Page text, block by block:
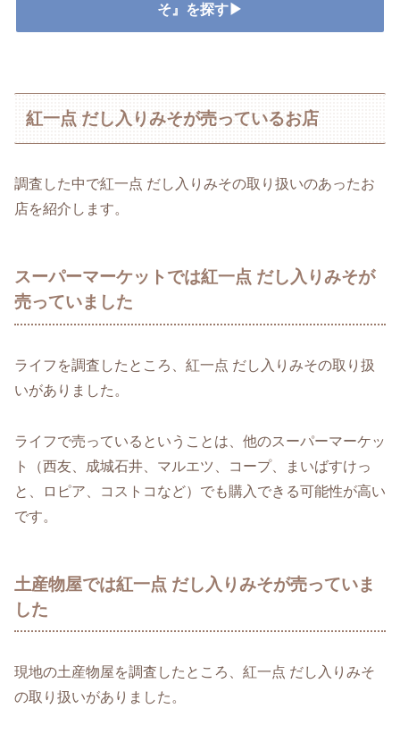
そ』を探す▶
紅一点 だし入りみそが売っているお店
調査した中で紅一点 だし入りみその取り扱いのあったお
店を紹介します。
スーパーマーケットでは紅一点 だし入りみそが
売っていました
ライフを調査したところ、紅一点 だし入りみその取り扱
いがありました。
ライフで売っているということは、他のスーパーマーケッ
ト（西友、成城石井、マルエツ、コープ、まいばすけっ
と、ロピア、コストコなど）でも購入できる可能性が高い
です。
土産物屋では紅一点 だし入りみそが売っていま
した
現地の土産物屋を調査したところ、紅一点 だし入りみそ
の取り扱いがありました。